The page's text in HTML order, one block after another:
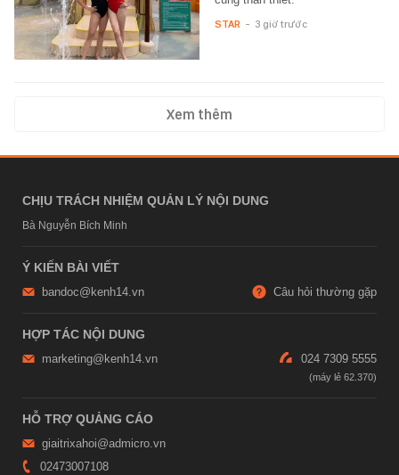
STAR - 3 giờ trước
Xem thêm
CHỊU TRÁCH NHIỆM QUẢN LÝ NỘI DUNG
Bà Nguyễn Bích Minh
Ý KIẾN BÀI VIẾT
bandoc@kenh14.vn Câu hỏi thường gặp
HỢP TÁC NỘI DUNG
marketing@kenh14.vn 024 7309 5555
HỖ TRỢ QUẢNG CÁO
giaitrixahoi@admicro.vn
02473007108